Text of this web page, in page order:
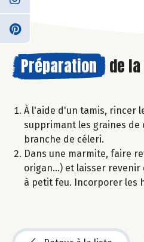
Préparation de la
À l'aide d'un tamis, rincer
supprimant les graines de
branche de céleri.
Dans une marmite, faire
origan...) et laisser revenir
à petit feu. Incorporer les